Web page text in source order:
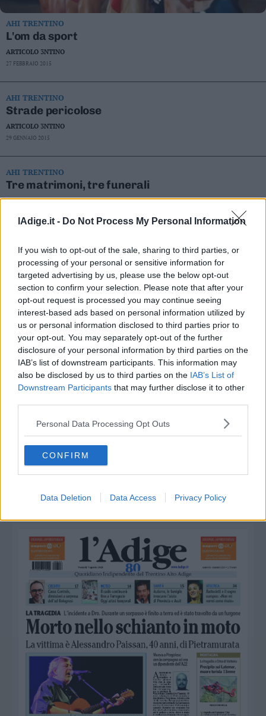
lAdige.it - Do Not Process My Personal Information
If you wish to opt-out of the sale, sharing to third parties, or
processing of your personal or sensitive information for
targeted advertising by us, please use the below opt-out
section to confirm your selection. Please note that after your
opt-out request is processed you may continue seeing
interest-based ads based on personal information utilized by
us or personal information disclosed to third parties prior to
your opt-out. You may separately opt-out of the further
disclosure of your personal information by third parties on the
IAB’s list of downstream participants. This information may
also be disclosed by us to third parties on the IAB’s List of
Downstream Participants that may further disclose it to other
Personal Data Processing Opt Outs
CONFIRM
Data Deletion Data Access Privacy Policy
–
Südtirol
Dolomiti
Leggi/Abbonati
Newsletter
Social media
AHI TRENTINO
L'om da sport
ARTICOLO 3NTINO
27 FEBBRAIO 2015
AHI TRENTINO
Strade pericolose
ARTICOLO 3NTINO
29 GENNAIO 2015
AHI TRENTINO
Tre matrimoni, tre funerali
ARTICOLO 3NTINO
AHI TRENTINO
TDG, el testimone de Genova
ARTICOLO 3NTINO
1 GENNAIO 2015